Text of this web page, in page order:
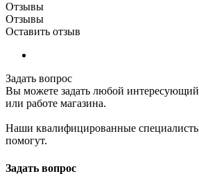
Отзывы
Отзывы
Оставить отзыв
Задать вопрос
Вы можете задать любой интересующий
или работе магазина.
Наши квалифицированные специалисты
помогут.
Задать вопрос